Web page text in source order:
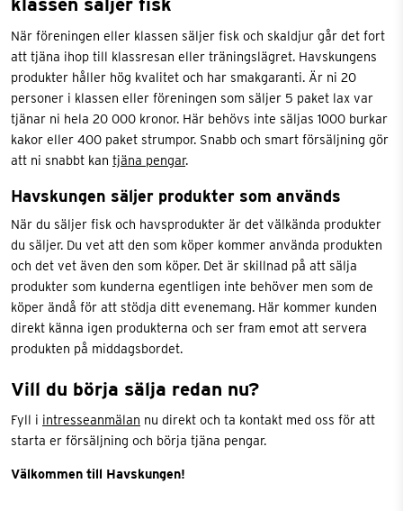
När föreningen eller klassen säljer fisk och skaldjur går det fort
att tjäna ihop till klassresan eller träningslägret. Havskungens
produkter håller hög kvalitet och har smakgaranti. Är ni 20
personer i klassen eller föreningen som säljer 5 paket lax var
tjänar ni hela 20 000 kronor. Här behövs inte säljas 1000 burkar
kakor eller 400 paket strumpor. Snabb och smart försäljning gör
att ni snabbt kan tjäna pengar.
Havskungen säljer produkter som används
När du säljer fisk och havsprodukter är det välkända produkter
du säljer. Du vet att den som köper kommer använda produkten
och det vet även den som köper. Det är skillnad på att sälja
produkter som kunderna egentligen inte behöver men som de
köper ändå för att stödja ditt evenemang. Här kommer kunden
direkt känna igen produkterna och ser fram emot att servera
produkten på middagsbordet.
Vill du börja sälja redan nu?
Fyll i intresseanmälan nu direkt och ta kontakt med oss för att
starta er försäljning och börja tjäna pengar.
Välkommen till Havskungen!